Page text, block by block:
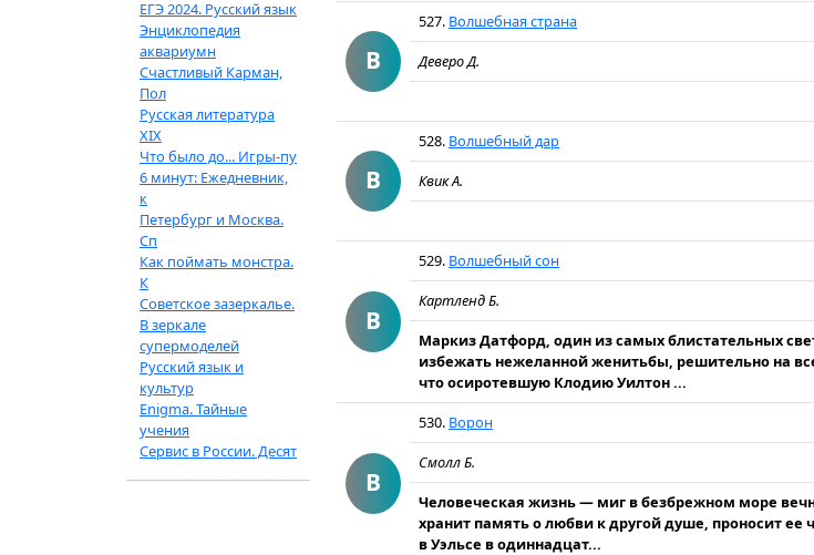
ЕГЭ 2024. Русский язык
Энциклопедия
аквариумн
Счастливый Карман,
Пол
Русская литература
XIX
Что было до... Игры-пу
6 минут: Ежедневник,
к
Петербург и Москва.
Сп
Как поймать монстра.
К
Советское зазеркалье.
В зеркале
супермоделей
Русский язык и
культур
Enigma. Тайные
учения
Сервис в России. Десят
В
527. Волшебная страна
Деверо Д.
В
528. Волшебный дар
Квик А.
В
529. Волшебный сон
Картленд Б.
Маркиз Датфорд, один из самых блистательных
избежать нежеланной женитьбы, решительно на
что осиротевшую Клодию Уилтон ...
В
530. Ворон
Смолл Б.
Человеческая жизнь — миг в безбрежном море
хранит память о любви к другой душе, проносит ее
в Уэльсе в одиннадцат...